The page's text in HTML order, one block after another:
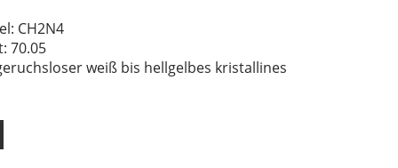
CH2N4
70.05
weiß bis hellgelbes kristallines